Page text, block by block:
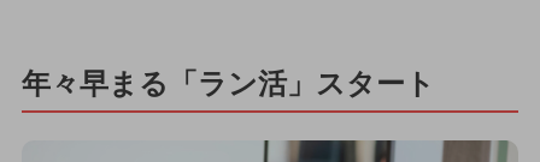
年々早まる「ラン活」スタート